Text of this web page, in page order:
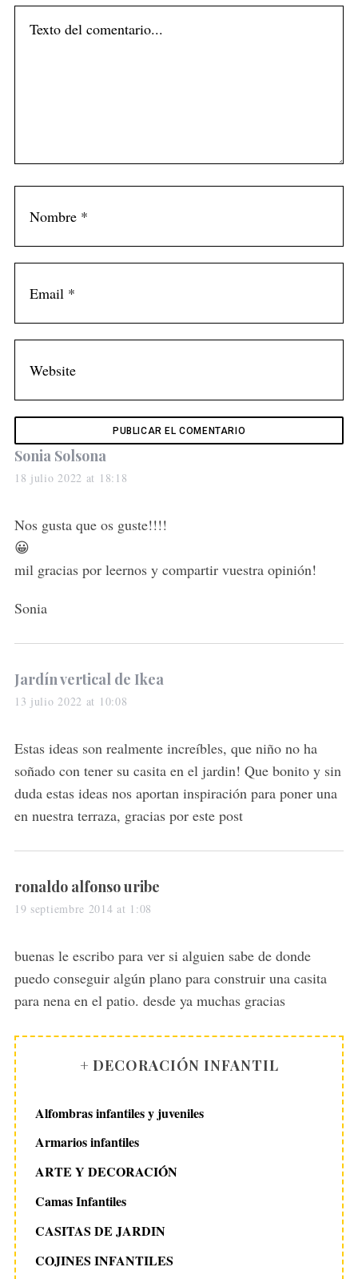
s
a
s
:
Sonia Solsona
18 julio 2022 at 18:18
Nos gusta que os guste!!!!
😀
mil gracias por leernos y compartir vuestra opinión!
Sonia
s
a
s
:
Jardín vertical de Ikea
13 julio 2022 at 10:08
Estas ideas son realmente increíbles, que niño no ha
soñado con tener su casita en el jardin! Que bonito y sin
duda estas ideas nos aportan inspiración para poner una
en nuestra terraza, gracias por este post
s
a
s
:
ronaldo alfonso uribe
19 septiembre 2014 at 1:08
buenas le escribo para ver si alguien sabe de donde
puedo conseguir algún plano para construir una casita
para nena en el patio. desde ya muchas gracias
+ DECORACIÓN INFANTIL
Alfombras infantiles y juveniles
Armarios infantiles
ARTE Y DECORACIÓN
Camas Infantiles
CASITAS DE JARDIN
COJINES INFANTILES